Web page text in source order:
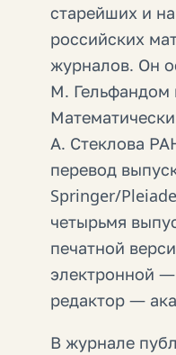
старейших и
российских
журналов. Он
М. Гельфандом
А. Стеклова
перевод
Springer/
четырьмя
печатной
электронной —
редактор —
В журнале